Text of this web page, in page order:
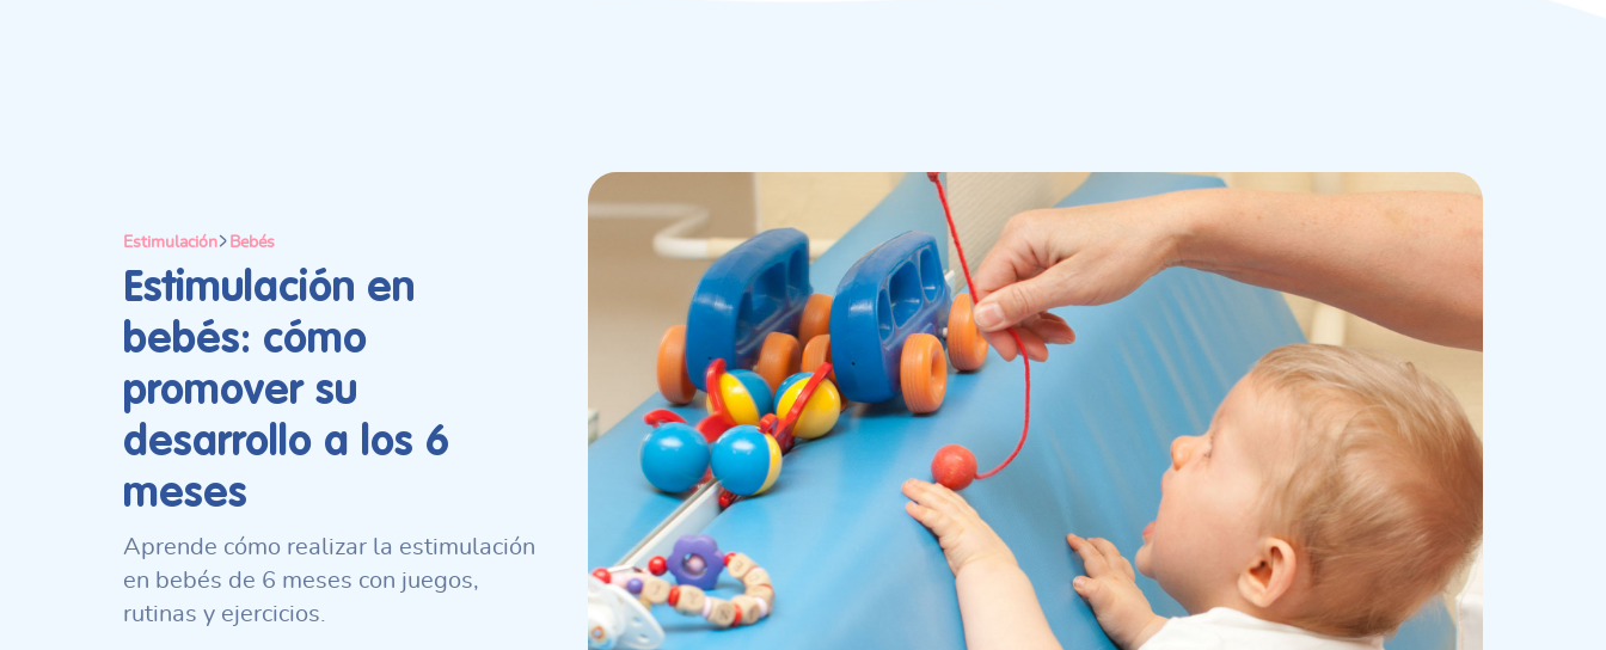
Estimulación Bebés
Estimulación en
bebés: cómo
promover su
desarrollo a los 6
meses
Aprende cómo realizar la estimulación
en bebés de 6 meses con juegos,
rutinas y ejercicios.